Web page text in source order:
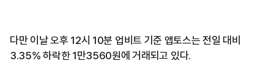
다만 이날 오후 12시 10분 업비트 기준 앱토스는 전일 대비
3.35% 하락한 1만3560원에 거래되고 있다.